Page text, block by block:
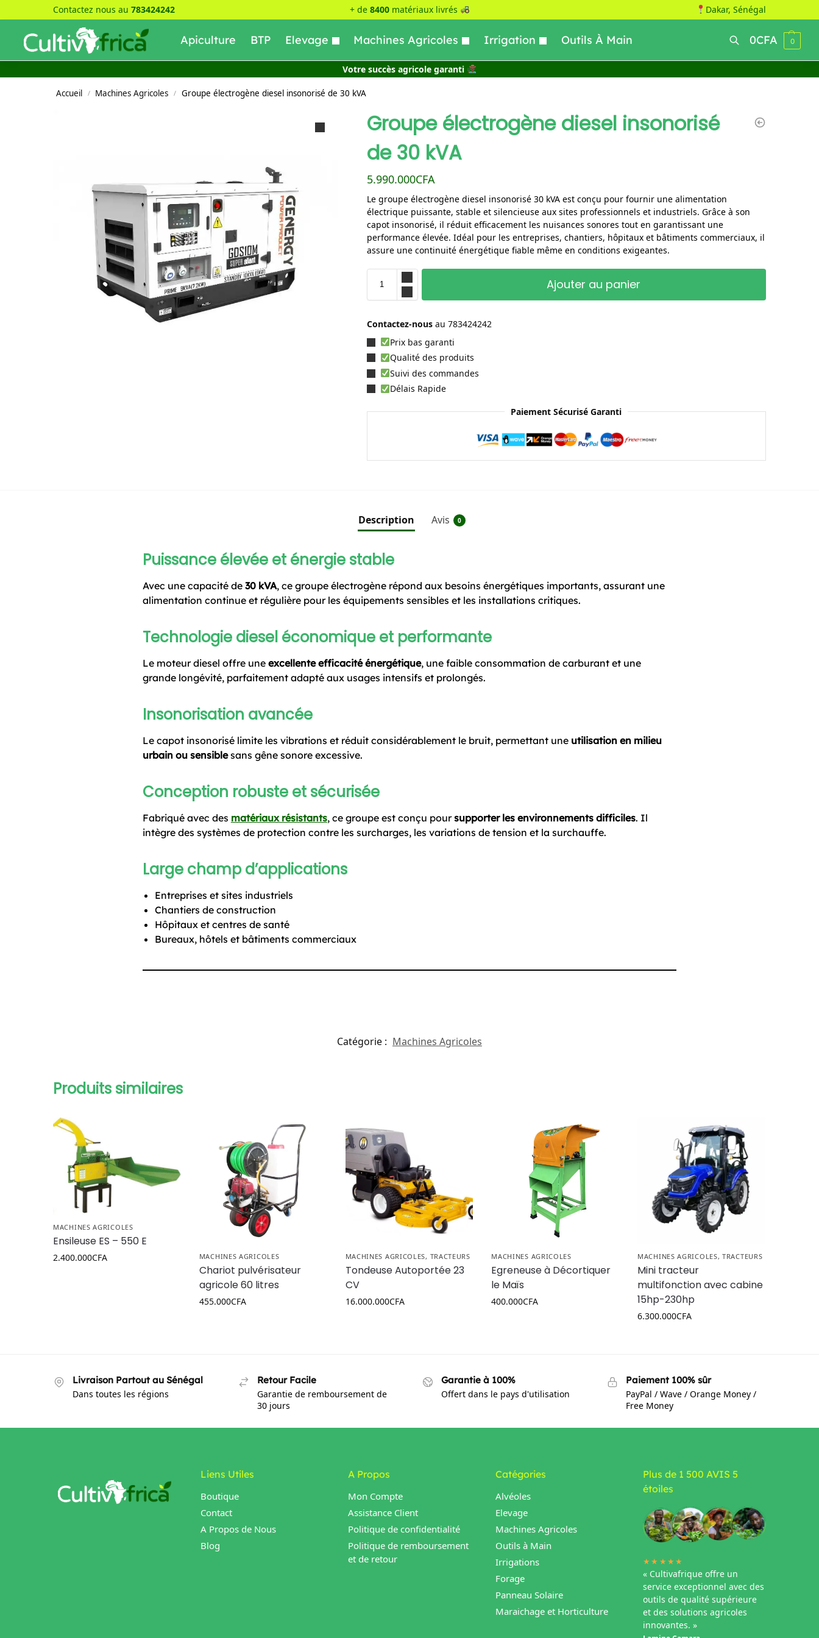
Contactez nous au 783424242 + de 8400matériaux livrés Dakar, Sénégal
Apiculture BTP Elevage Machines Agricoles Irrigation Outils À Main
Recherche
Recherche
0CFA 0
Votre succès agricole garanti
Accueil / Machines Agricoles / Groupe électrogène diesel insonorisé de 30 kVA
Groupe électrogène diesel insonorisé
de 30 kVA
5.990.000CFA
Le groupe électrogène diesel insonorisé 30 kVA est conçu pour fournir une alimentation
électrique puissante, stable et silencieuse aux sites professionnels et industriels. Grâce à son
capot insonorisé, il réduit efficacement les nuisances sonores tout en garantissant une
performance élevée. Idéal pour les entreprises, chantiers, hôpitaux et bâtiments commerciaux, il
assure une continuité énergétique fiable même en conditions exigeantes.
Ajouter au panier
Contactez-nous au 783424242
Prix bas garanti
Qualité des produits
Suivi des commandes
Délais Rapide
Paiement Sécurisé Garanti
Description Avis 0
Puissance élevée et énergie stable
Avec une capacité de 30 kVA, ce groupe électrogène répond aux besoins énergétiques importants, assurant une
alimentation continue et régulière pour les équipements sensibles et les installations critiques.
Technologie diesel économique et performante
Le moteur diesel offre une excellente efficacité énergétique, une faible consommation de carburant et une
grande longévité, parfaitement adapté aux usages intensifs et prolongés.
Insonorisation avancée
Le capot insonorisé limite les vibrations et réduit considérablement le bruit, permettant une utilisation en milieu
urbain ou sensiblesans gêne sonore excessive.
Conception robuste et sécurisée
Fabriqué avec des matériaux résistants, ce groupe est conçu poursupporter les environnements difficiles. Il
intègre des systèmes de protection contre les surcharges, les variations de tension et la surchauffe.
Large champ d’applications
Entreprises et sites industriels
Chantiers de construction
Hôpitaux et centres de santé
Bureaux, hôtels et bâtiments commerciaux
Catégorie : Machines Agricoles
Produits similaires
MACHINES AGRICOLES
Ensileuse ES – 550 E
2.400.000CFA MACHINES AGRICOLES
Chariot pulvérisateur
agricole 60 litres
455.000CFA
MACHINES AGRICOLES, TRACTEURS
Tondeuse Autoportée 23
CV
16.000.000CFA
MACHINES AGRICOLES
Egreneuse à Décortiquer
le Maïs
400.000CFA
MACHINES AGRICOLES,TRACTEURS
Mini tracteur
multifonction avec cabine
15hp-230hp
6.300.000CFA
Livraison Partout au Sénégal
Dans toutes les régions
Retour Facile
Garantie de remboursement de
30 jours
Garantie à 100%
Offert dans le pays d'utilisation
Paiement 100% sûr
PayPal / Wave / Orange Money /
Free Money
Liens Utiles
Boutique
Contact
A Propos de Nous
Blog
A Propos
Mon Compte
Assistance Client
Politique de confidentialité
Politique de remboursement
et de retour
Catégories
Alvéoles
Elevage
Machines Agricoles
Outils à Main
Irrigations
Forage
Panneau Solaire
Maraichage et Horticulture
Plus de 1 500 AVIS 5
étoiles
★★★★★
« Cultivafrique offre un
service exceptionnel avec des
outils de qualité supérieure
et des solutions agricoles
innovantes. »